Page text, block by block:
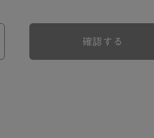
確認する